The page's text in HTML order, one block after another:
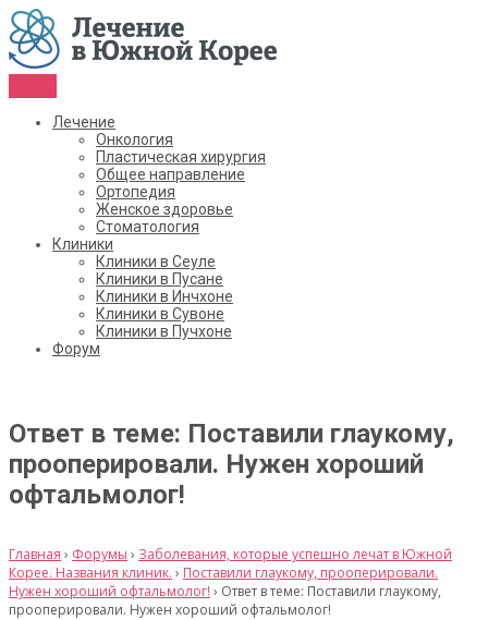
Лечение
Онкология
Пластическая хирургия
Общее направление
Ортопедия
Женское здоровье
Стоматология
Клиники
Клиники в Сеуле
Клиники в Пусане
Клиники в Инчхоне
Клиники в Сувоне
Клиники в Пучхоне
Форум
Ответ в теме: Поставили глаукому,
прооперировали. Нужен хороший
офтальмолог!
Главная › Форумы › Заболевания, которые успешно лечат в Южной
Корее. Названия клиник. › Поставили глаукому, прооперировали.
Нужен хороший офтальмолог! › Ответ в теме: Поставили глаукому,
прооперировали. Нужен хороший офтальмолог!